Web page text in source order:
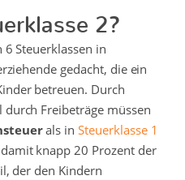
2?
6 Steuerklassen in
gedacht, die ein
betreuen. Durch
Freibeträge müssen
als inSteuerklasse 1
knapp 20 Prozent der
der den Kindern